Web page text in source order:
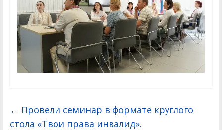
← Провели семинар в формате круглого
стола «Твои права инвалид».